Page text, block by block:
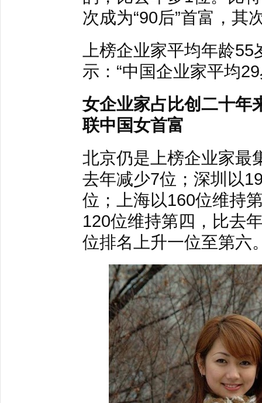
次成为“90后”首富，其
上榜企业家平均年龄
示：“中国企业家平均
女企业家占比创二十年
联中国女首富
北京仍是上榜企业家最
去年减少7位；深圳以
位；上海以160位维持
120位维持第四，比去
位排名上升一位至第六